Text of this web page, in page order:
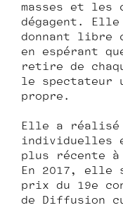
masses et les
dégagent.
donnant libre
en espérant
retire de
le spectateur
propre.
Elle a réalisé
individuelles
plus récente à
En 2017, elle
prix du 19e
de Diffusion